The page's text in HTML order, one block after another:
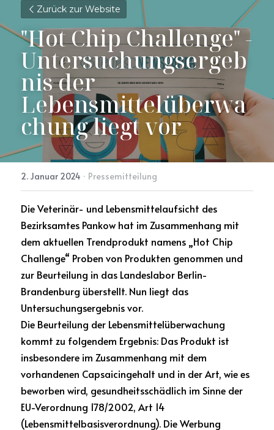
Zurück zur Website
"Hot Chip Challenge" -
Untersuchungsergeb
nis der
Lebensmittelüberwa
chung liegt vor
2. Januar 2024 · Pressemitteilung
Die Veterinär- und Lebensmittelaufsicht des
Bezirksamtes Pankow hat im Zusammenhang mit
dem aktuellen Trendprodukt namens „Hot Chip
Challenge“ Proben von Produkten genommen und
zur Beurteilung in das Landeslabor Berlin-
Brandenburg überstellt. Nun liegt das
Untersuchungsergebnis vor.
Die Beurteilung der Lebensmittelüberwachung
kommt zu folgendem Ergebnis: Das Produkt ist
insbesondere im Zusammenhang mit dem
vorhandenen Capsaicingehalt und in der Art, wie es
beworben wird, gesundheitsschädlich im Sinne der
EU-Verordnung 178/2002, Art 14
(Lebensmittelbasisverordnung). Die Werbung